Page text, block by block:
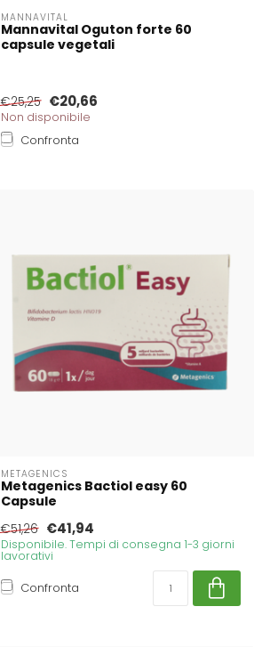
MANNAVITAL
Mannavital Oguton forte 60
capsule vegetali
€25,25 €20,66
Non disponibile
Confronta
METAGENICS
Metagenics Bactiol easy 60
Capsule
€51,26 €41,94
Disponibile. Tempi di consegna 1-3 giorni
lavorativi
Confronta